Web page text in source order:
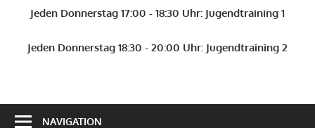
Jeden Donnerstag 17:00 - 18:30 Uhr: Jugendtraining 1
Jeden Donnerstag 18:30 - 20:00 Uhr: Jugendtraining 2
NAVIGATION